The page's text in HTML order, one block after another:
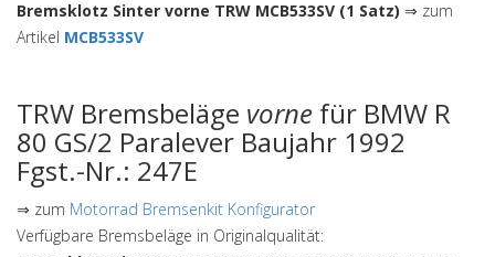
Bremsklotz Sinter vorne TRW MCB533SV (1 Satz) ⇒ zum
Artikel MCB533SV
TRW Bremsbeläge vorne für BMW R
80 GS/2 Paralever Baujahr 1992
Fgst.-Nr.: 247E
⇒ zum Motorrad Bremsenkit Konfigurator
Verfügbare Bremsbeläge in Originalqualität: